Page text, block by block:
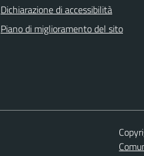
Dichiarazione di accessibilità
Piano di miglioramento del sito